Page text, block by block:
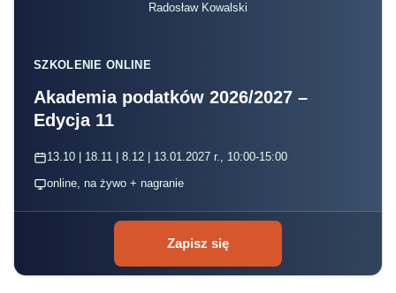
Radosław Kowalski
SZKOLENIE ONLINE
Akademia podatków 2026/2027 –
Edycja 11
13.10 | 18.11 | 8.12 | 13.01.2027 r., 10:00-15:00
online, na żywo + nagranie
Zapisz się